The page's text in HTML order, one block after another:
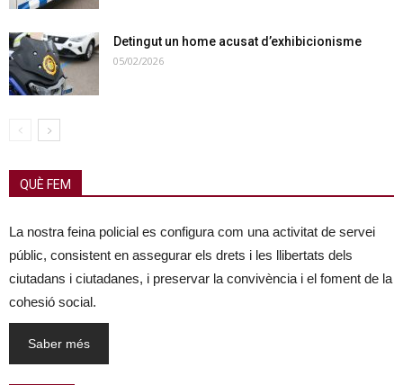
Detingut un home acusat d’exhibicionisme
05/02/2026
QUÈ FEM
La nostra feina policial es configura com una activitat de servei
públic, consistent en assegurar els drets i les llibertats dels
ciutadans i ciutadanes, i preservar la convivència i el foment de la
cohesió social.
Saber més